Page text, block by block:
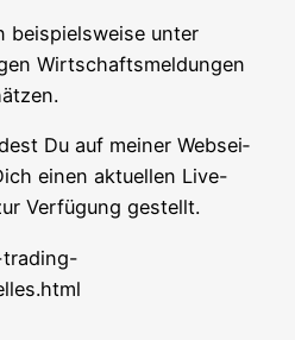
bei­spiels­wei­se unter
Wirt­schafts­mel­dun­gen
Du auf mei­ner Web­sei­
einen aktu­el­len Live-
Ver­fü­gung gestellt.